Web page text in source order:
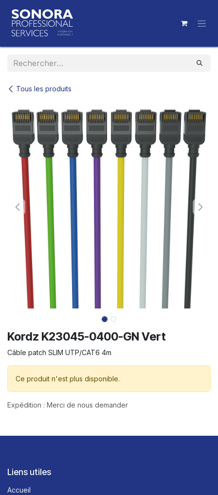
Tous les produits
Kordz K23045-0400-GN Vert
Câble patch SLIM UTP/CAT6 4m
Ce produit n'est plus disponible.
Expédition : Merci de nous demander
Liens utiles
Accueil